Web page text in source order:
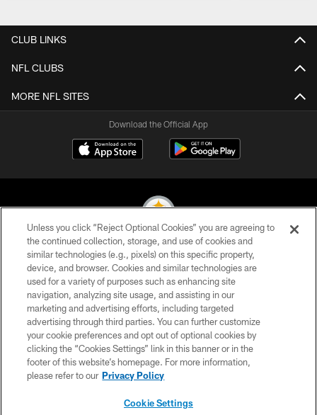
CLUB LINKS
NFL CLUBS
MORE NFL SITES
Download the Official App
© 2026 Pittsburgh Steelers. All Rights Reserved
PRIVACY POLICY
TERMS OF USE
ACCESSIBILITY
CONTACT US
SITE MAP
Unless you click “Reject Optional Cookies” you are agreeing to
the continued collection, storage, and use of cookies and
similar technologies (e.g., pixels) on this specific property,
device, and browser. Cookies and similar technologies are
used for a variety of purposes such as enhancing site
navigation, analyzing site usage, and assisting in our
marketing and advertising efforts, including targeted
advertising through third parties. You can further customize
your cookie preferences and opt out of optional cookies by
clicking the “Cookies Settings” link in this banner or in the
footer of this website’s homepage. For more information,
please refer to our Privacy Policy
Cookie Settings